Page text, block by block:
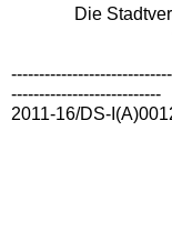
Die
---------------------------
2011-16/DS-